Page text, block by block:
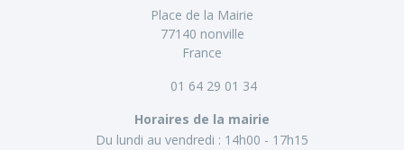
Place de la Mairie
77140 nonville
France
01 64 29 01 34
Horaires de la mairie
Du lundi au vendredi : 14h00 - 17h15